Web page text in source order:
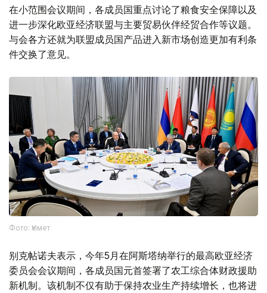
在小范围会议期间，各成员国重点讨论了粮食安全保障以及
进一步深化欧亚经济联盟与主要贸易伙伴经贸合作等议题。
与会各方还就为联盟成员国产品进入新市场创造更加有利条
件交换了意见。
Фото: Үкімет
别克帖诺夫表示，今年5月在阿斯塔纳举行的最高欧亚经济
委员会会议期间，各成员国元首签署了农工综合体财政援助
新机制。该机制不仅有助于保持农业生产持续增长，也将进